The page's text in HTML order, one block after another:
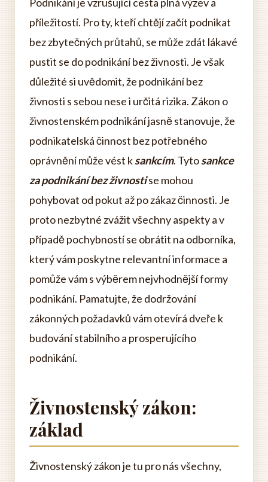
příležitostí. Pro ty, kteří chtějí začít podnikat
bez zbytečných průtahů, se může zdát lákavé
pustit se do podnikání bez živnosti. Je však
důležité si uvědomit, že podnikání bez
živnosti s sebou nese i určitá rizika. Zákon o
živnostenském podnikání jasně stanovuje, že
podnikatelská činnost bez potřebného
oprávnění může vést ksankcím. Tytosankce
za podnikání bez živnostise mohou
pohybovat od pokut až po zákaz činnosti. Je
proto nezbytné zvážit všechny aspekty a v
případě pochybností se obrátit na odborníka,
který vám poskytne relevantní informace a
pomůže vám s výběrem nejvhodnější formy
podnikání. Pamatujte, že dodržování
zákonných požadavků vám otevírá dveře k
budování stabilního a prosperujícího
podnikání.
Živnostenský zákon:
základ
Živnostenský zákon je tu pro nás všechny,